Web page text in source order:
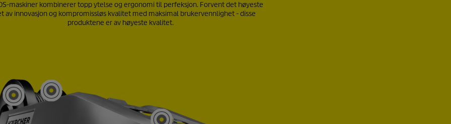
maskiner kombinerer topp ytelse og ergonomi til perfeksjon. Forvent det høyeste
av innovasjon og kompromissløs kvalitet med maksimal brukervennlighet - disse
produktene er av høyeste kvalitet.